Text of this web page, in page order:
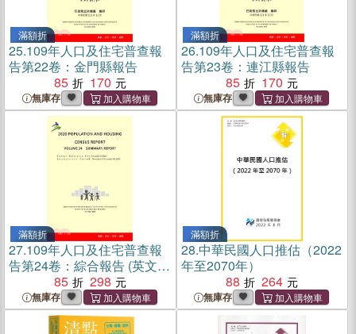
滿額折
25.109年人口及住宅普查報
告第22卷：金門縣報告
85
170
無庫存
滿額折
26.109年人口及住宅普查報
告第23卷：連江縣報告
85
170
無庫存
滿額折
27.109年人口及住宅普查報
告第24卷：綜合報告 (英文
85 298
無庫存
滿額折
28.中華民國人口推估（2022
年至2070年）
88
264
無庫存